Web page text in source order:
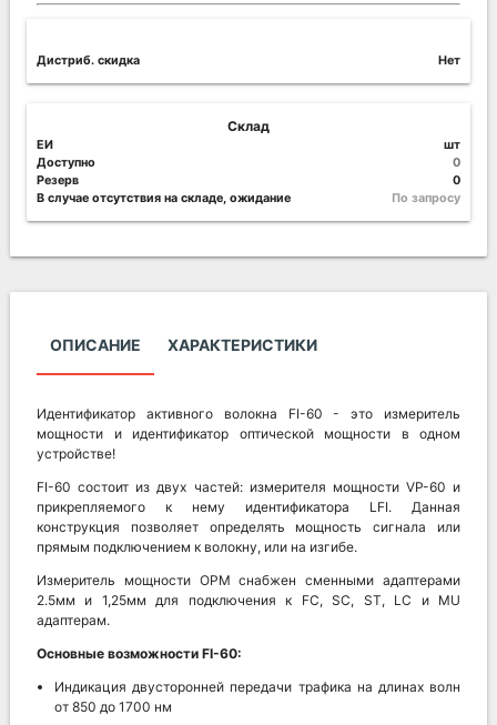
Дистриб. скидка Нет
Склад
ЕИ
шт
Доступно
0
Резерв
0
В случае отсутствия на складе, ожидание
По запросу
ОПИСАНИЕ ХАРАКТЕРИСТИКИ
Идентификатор активного волокна FI-60 - это измеритель
мощности и идентификатор оптической мощности в одном
устройстве!
FI-60 состоит из двух частей: измерителя мощности VP-60 и
прикрепляемого к нему идентификатора LFI. Данная
конструкция позволяет определять мощность сигнала или
прямым подключением к волокну, или на изгибе.
Измеритель мощности OPM снабжен сменными адаптерами
2.5мм и 1,25мм для подключения к FC, SC, ST, LC и MU
адаптерам.
Основные возможности FI-60:
Индикация двусторонней передачи трафика на длинах волн
от 850 до 1700 нм